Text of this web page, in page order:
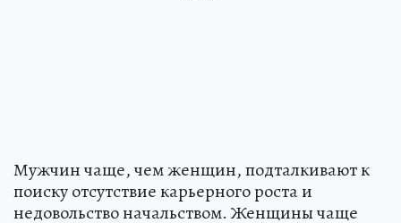
Мужчин чаще, чем женщин, подталкивают к
поиску отсутствие карьерного роста и
недовольство начальством. Женщины чаще